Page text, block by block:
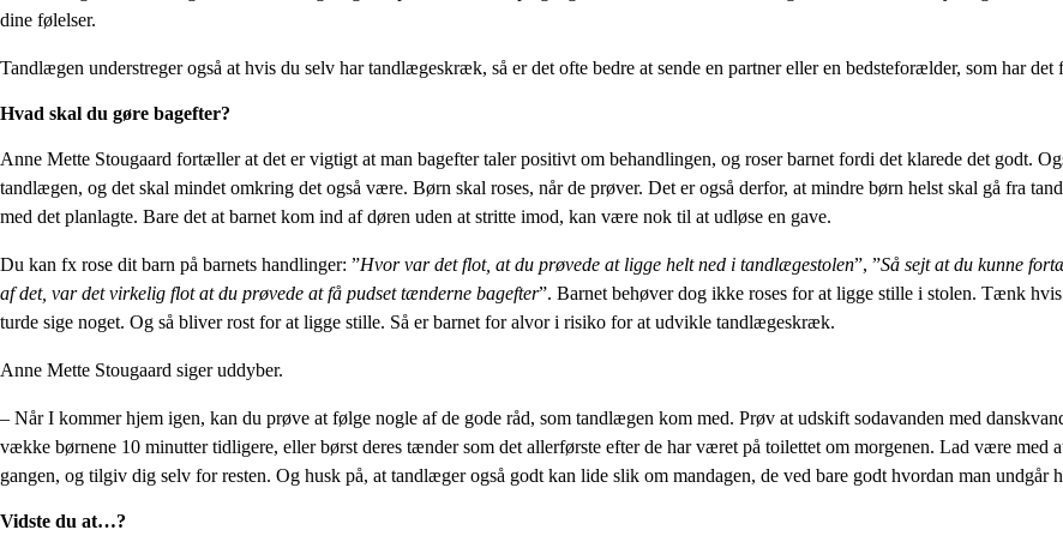
dine følelser.
Tandlægen understreger også at hvis du selv har tandlægeskræk, så er det ofte bedre at sende en partner eller en bedsteforælder, som har
Hvad skal du gøre bagefter?
Anne Mette Stougaard fortæller at det er vigtigt at man bagefter taler positivt om behandlingen, og roser barnet fordi det klarede det godt.
tandlægen, og det skal mindet omkring det også være. Børn skal roses, når de prøver. Det er også derfor, at mindre børn helst skal gå fra
med det planlagte. Bare det at barnet kom ind af døren uden at stritte imod, kan være nok til at udløse en gave.
Du kan fx rose dit barn på barnets handlinger: ”Hvor var det flot, at du prøvede at ligge helt ned i tandlægestolen”, ”Så sejt at du kunne
af det, var det virkelig flot at du prøvede at få pudset tænderne bagefter”. Barnet behøver dog ikke roses for at ligge stille i stolen. Tænk
turde sige noget. Og så bliver rost for at ligge stille. Så er barnet for alvor i risiko for at udvikle tandlægeskræk.
Anne Mette Stougaard siger uddyber.
– Når I kommer hjem igen, kan du prøve at følge nogle af de gode råd, som tandlægen kom med. Prøv at udskift sodavanden med
vække børnene 10 minutter tidligere, eller børst deres tænder som det allerførste efter de har været på toilettet om morgenen. Lad være med
gangen, og tilgiv dig selv for resten. Og husk på, at tandlæger også godt kan lide slik om mandagen, de ved bare godt hvordan man undgår
Vidste du at…?